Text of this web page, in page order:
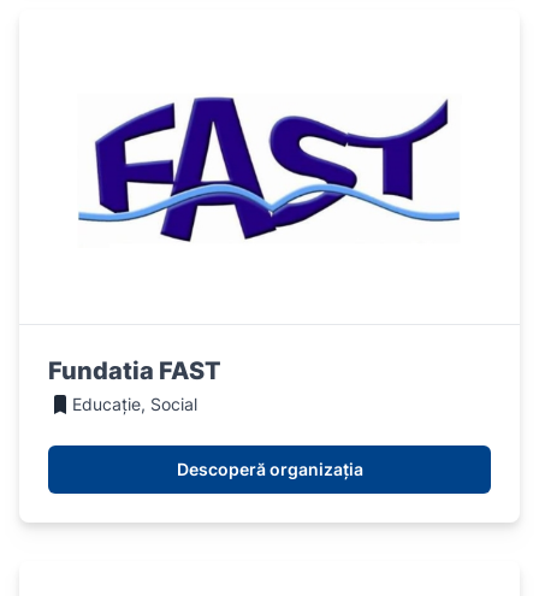
Fundatia FAST
Educație, Social
Descoperă organizația